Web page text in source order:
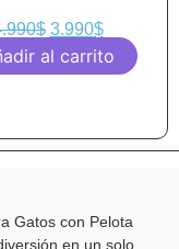
$ 3.990$
al carrito
Gatos con Pelota
en un solo